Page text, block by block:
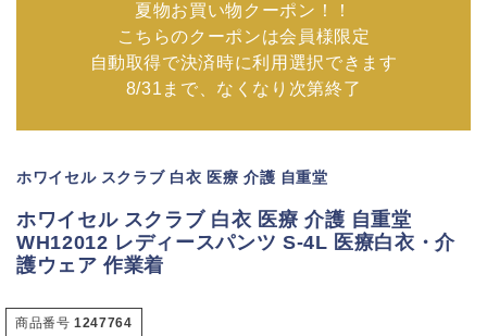
夏物お買い物クーポン！！
こちらのクーポンは会員様限定
自動取得で決済時に利用選択できます
8/31まで、なくなり次第終了
ホワイセル スクラブ 白衣 医療 介護 自重堂
ホワイセル スクラブ 白衣 医療 介護 自重堂
WH12012 レディースパンツ S-4L 医療白衣・介
護ウェア 作業着
商品番号 1247764